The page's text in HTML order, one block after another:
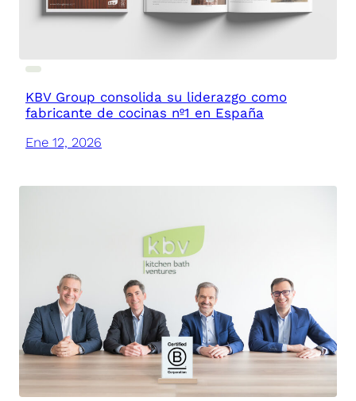
KBV Group consolida su liderazgo como
fabricante de cocinas nº1 en España
Ene 12, 2026